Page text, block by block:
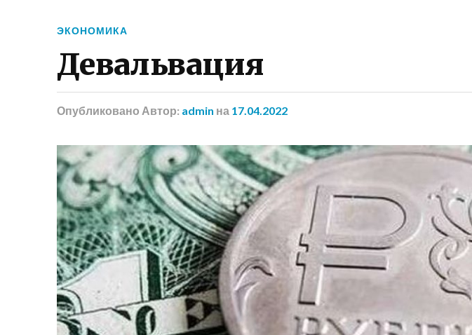
ЭКОНОМИКА
Девальвация
Опубликовано Автор: admin на 17.04.2022